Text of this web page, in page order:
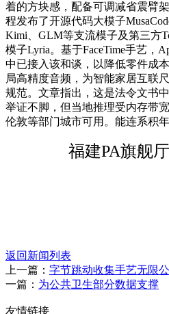
着的方块感，配备可调减省震臂
程发布了开源代码大模子
Kimi、GLM等支流模子及第三方
模子Lyria。基于FaceTime手艺，
中已接入该和谈，以降低零件成
局高精度音频，为智能家居互联
规范。文章指出，这是法令文书
举证不脚，但当地推理受内存带
伦敦等部门城市可用。能连系积
福建PA旗舰
返回新闻列表
上一篇： 字节跳动收集手艺无限
一篇： 为公共卫生部分数据支撑
友情链接